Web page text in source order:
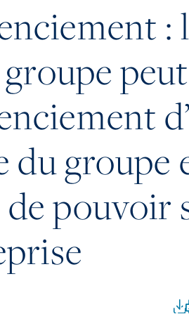
:
groupe
du
pouvoir